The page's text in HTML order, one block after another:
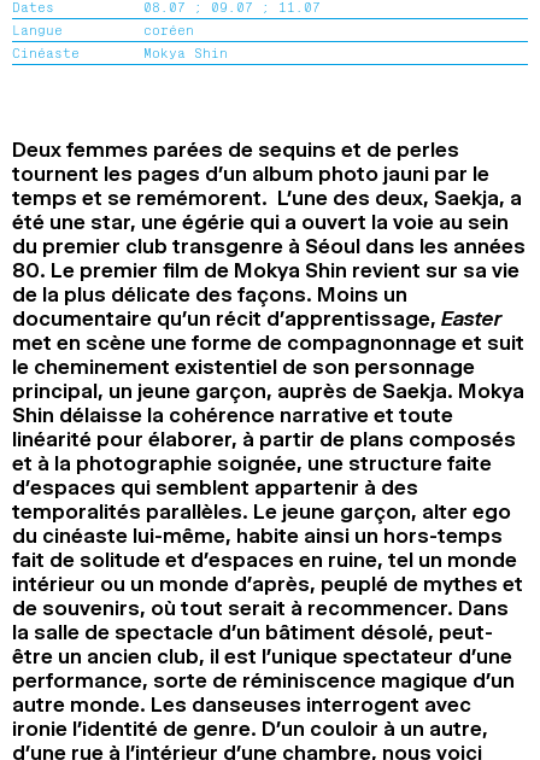
2024
2022
2020
2018
Dates
08.07 ; 09.07 ; 11.07
Langue
coréen
Cinéaste
Mokya Shin
Deux femmes parées de sequins et de perles
tournent les pages d’un album photo jauni par le
temps et se remémorent. L’une des deux, Saekja, a
été une star, une égérie qui a ouvert la voie au sein
du premier club transgenre à Séoul dans les années
80. Le premier film de Mokya Shin revient sur sa vie
de la plus délicate des façons. Moins un
documentaire qu’un récit d’apprentissage, Easter
met en scène une forme de compagnonnage et suit
le cheminement existentiel de son personnage
principal, un jeune garçon, auprès de Saekja. Mokya
Shin délaisse la cohérence narrative et toute
linéarité pour élaborer, à partir de plans composés
et à la photographie soignée, une structure faite
d’espaces qui semblent appartenir à des
temporalités parallèles. Le jeune garçon, alter ego
du cinéaste lui-même, habite ainsi un hors-temps
fait de solitude et d’espaces en ruine, tel un monde
intérieur ou un monde d’après, peuplé de mythes et
de souvenirs, où tout serait à recommencer. Dans
la salle de spectacle d’un bâtiment désolé, peut-
être un ancien club, il est l’unique spectateur d’une
performance, sorte de réminiscence magique d’un
autre monde. Les danseuses interrogent avec
ironie l’identité de genre. D’un couloir à un autre,
d’une rue à l’intérieur d’une chambre, nous voici